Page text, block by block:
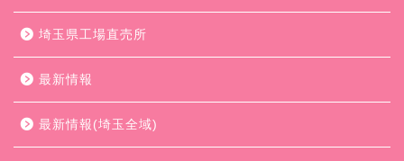
埼玉県工場直売所
最新情報
最新情報(埼玉全域)